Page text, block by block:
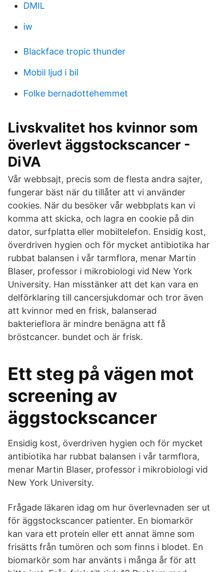
DMIL
iw
Blackface tropic thunder
Mobil ljud i bil
Folke bernadottehemmet
Livskvalitet hos kvinnor som
överlevt äggstockscancer -
DiVA
Vår webbsajt, precis som de flesta andra sajter,
fungerar bäst när du tillåter att vi använder
cookies. När du besöker vår webbplats kan vi
komma att skicka, och lagra en cookie på din
dator, surfplatta eller mobiltelefon. Ensidig kost,
överdriven hygien och för mycket antibiotika har
rubbat balansen i vår tarmflora, menar Martin
Blaser, professor i mikrobiologi vid New York
University. Han misstänker att det kan vara en
delförklaring till cancersjukdomar och tror även
att kvinnor med en frisk, balanserad
bakterieflora är mindre benägna att få
bröstcancer. bundet och är frisk.
Ett steg på vägen mot
screening av
äggstockscancer
Ensidig kost, överdriven hygien och för mycket
antibiotika har rubbat balansen i vår tarmflora,
menar Martin Blaser, professor i mikrobiologi vid
New York University.
Frågade läkaren idag om hur överlevnaden ser ut
för äggstockscancer patienter. En biomarkör
kan vara ett protein eller ett annat ämne som
frisätts från tumören och som finns i blodet. En
biomarkör som har använts i många år för att